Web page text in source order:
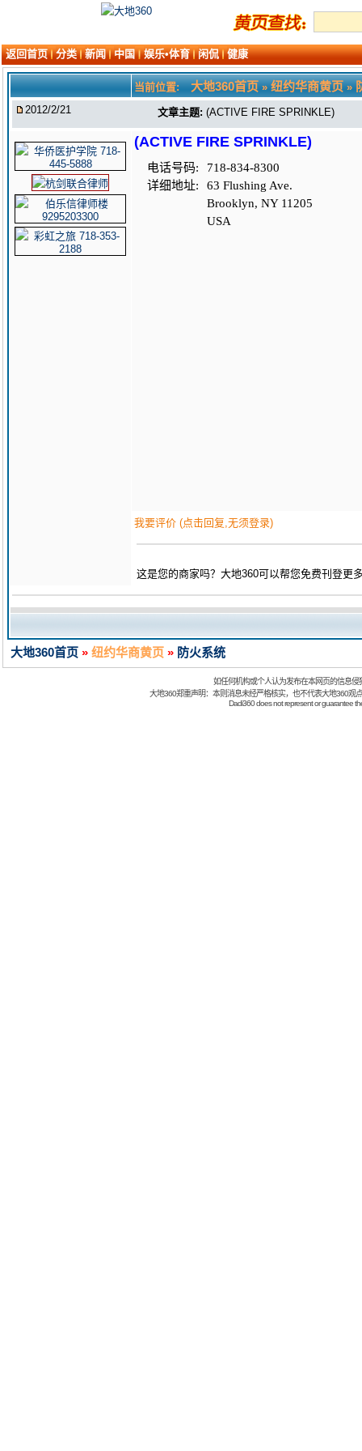
返回首页 分类 新闻 中国 娱乐•体育 闲侃 健康
当前位置: 大地360首页»纽约华商黄页»
2012/2/21 文章主题: (ACTIVE FIRE SPRINKLE)
(ACTIVE FIRE SPRINKLE)
电话号码:
详细地址:
718-834-8300
63 Flushing Ave.
Brooklyn, NY 11205
USA
我要评价 (点击回复,无须登录)
这是您的商家吗？大地360可以帮您免费刊登更
大地360首页 » 纽约华商黄页 » 防火系统
如任何机构或个人认为发布在本网页的信息
大地360郑重声明：本则消息未经严格核实，也不代表大地360观
Dadi360 does not represent or guarantee